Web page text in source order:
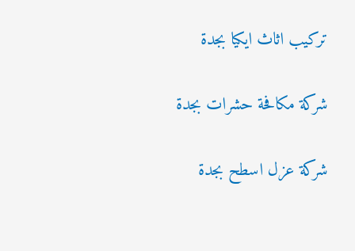
تركيب اثاث ايكيا بجدة
شركة مكافحة حشرات بجدة
شركة عزل اسطح بجدة